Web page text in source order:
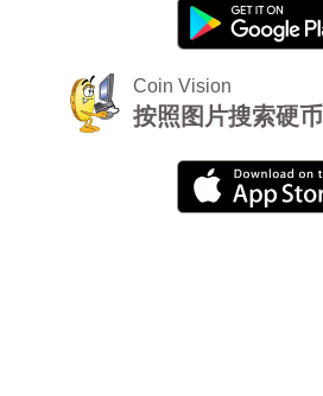
Coin Vision
按照图片搜索硬币